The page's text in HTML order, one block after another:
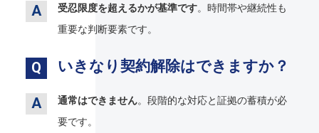
受忍限度を超えるかが基準です。時間帯や継続性も
重要な判断要素です。
いきなり契約解除はできますか？
通常はできません。段階的な対応と証拠の蓄積が必
要です。